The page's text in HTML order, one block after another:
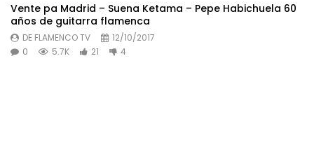
Vente pa Madrid – Suena Ketama – Pepe Habichuela 60
años de guitarra flamenca
DE FLAMENCO TV
12/10/2017
0
5.7K 21 4